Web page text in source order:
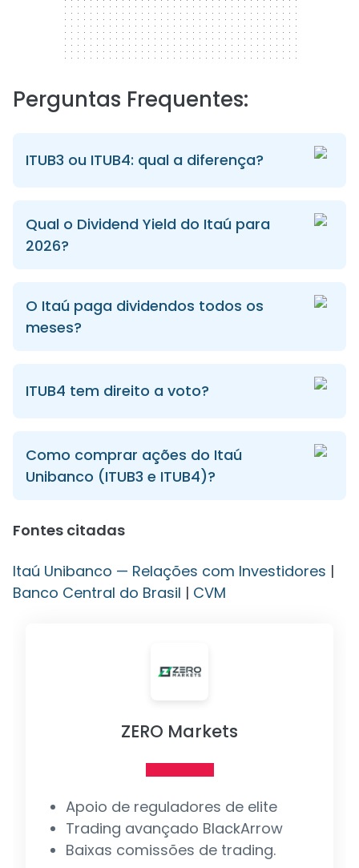
Perguntas Frequentes:
ITUB3 ou ITUB4: qual a diferença?
Qual o Dividend Yield do Itaú para
2026?
O Itaú paga dividendos todos os
meses?
ITUB4 tem direito a voto?
Como comprar ações do Itaú
Unibanco (ITUB3 e ITUB4)?
Fontes citadas
Itaú Unibanco — Relações com Investidores |
Banco Central do Brasil | CVM
ZERO Markets
Apoio de reguladores de elite
Trading avançado BlackArrow
Baixas comissões de trading.